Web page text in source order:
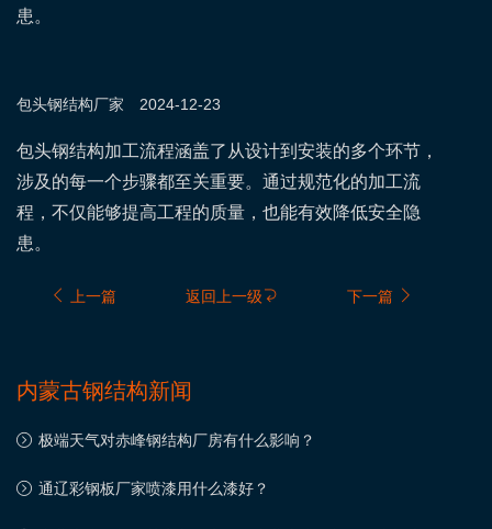
患。
包头钢结构厂家 2024-12-23
包头钢结构加工流程涵盖了从设计到安装的多个环节，
涉及的每一个步骤都至关重要。通过规范化的加工流
程，不仅能够提高工程的质量，也能有效降低安全隐
患。
上一篇 返回上一级 下一篇
内蒙古钢结构新闻
极端天气对赤峰钢结构厂房有什么影响？
通辽彩钢板厂家喷漆用什么漆好？